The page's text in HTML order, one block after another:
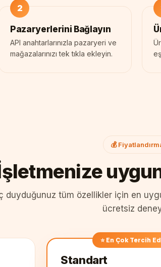
Pazaryerlerini Bağlayın
API anahtarlarınızla pazaryeri ve
mağazalarınızı tek tıkla ekleyin.
💰
duyduğunuz tüm özellikler için en
ücretsiz
⭐ En Çok Tercih
Standart